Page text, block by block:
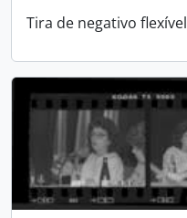
Tira de negativo flexível